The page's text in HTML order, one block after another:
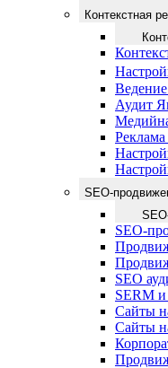
Контекстная
Аудит
Реклама
SEO-
SEO-
SEO
SERM
Сайты
Сайты